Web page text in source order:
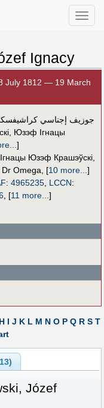
Toggle
Ignacy
July 1812 — 19 March
جوزيف إجناسي
, Юзэф Ігнацы
]
Ігнацы Юзэф Крашэўскі,
Dr Omega, [10 more...]
: 4965235, LCCN:
, [11 more...]
H I J K L M N O P Q R S T
Józef